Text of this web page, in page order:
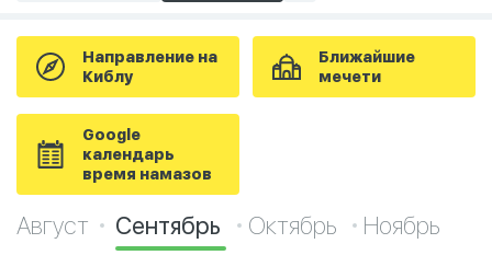
Направление на
Киблу
Ближайшие
мечети
Google
календарь
время намазов
Август Сентябрь Октябрь Ноябрь